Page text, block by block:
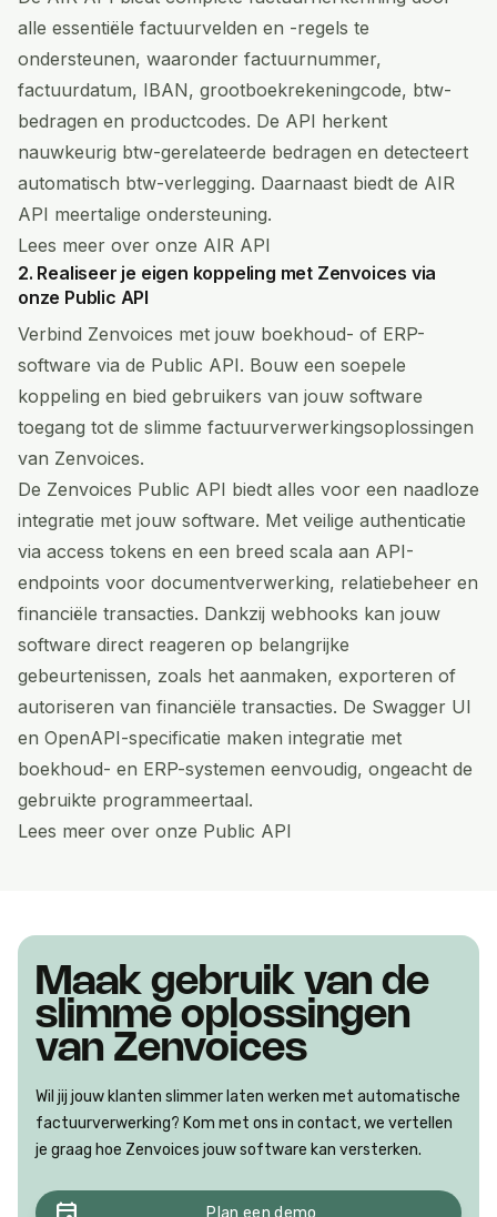
alle essentiële factuurvelden en -regels te
ondersteunen, waaronder factuurnummer,
factuurdatum, IBAN, grootboekrekeningcode, btw-
bedragen en productcodes. De API herkent
nauwkeurig btw-gerelateerde bedragen en detecteert
automatisch btw-verlegging. Daarnaast biedt de AIR
API meertalige ondersteuning.
Lees meer over onze AIR API
2. Realiseer je eigen koppeling met Zenvoices via
onze Public API
Verbind Zenvoices met jouw boekhoud- of ERP-
software via de Public API. Bouw een soepele
koppeling en bied gebruikers van jouw software
toegang tot de slimme factuurverwerkingsoplossingen
van Zenvoices.
De Zenvoices Public API biedt alles voor een naadloze
integratie met jouw software. Met veilige authenticatie
via access tokens en een breed scala aan API-
endpoints voor documentverwerking, relatiebeheer en
financiële transacties. Dankzij webhooks kan jouw
software direct reageren op belangrijke
gebeurtenissen, zoals het aanmaken, exporteren of
autoriseren van financiële transacties. De Swagger UI
en OpenAPI-specificatie maken integratie met
boekhoud- en ERP-systemen eenvoudig, ongeacht de
gebruikte programmeertaal.
Lees meer over onze Public API
Maak gebruik van de
slimme oplossingen
van Zenvoices
Wil jij jouw klanten slimmer laten werken met automatische
factuurverwerking? Kom met ons in contact, we vertellen
je graag hoe Zenvoices jouw software kan versterken.
Plan een demo